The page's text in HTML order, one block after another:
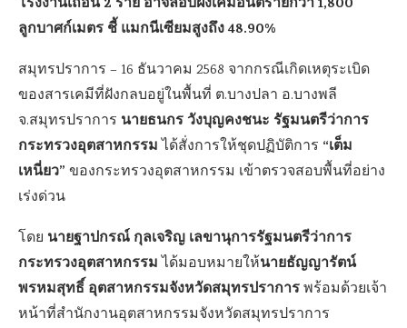
ลูกบาศก์เมตร ชี้ แมกนีเซียมสูงถึง 48.90%
สมุทรปราการ – 16 ธันวาคม 2568 จากกรณีเกิดเหตุระเบิด
ของสารเคมีที่ฝังกลบอยู่ในพื้นที่ ต.บางปลา อ.บางพลี
จ.สมุทรปราการ นายธนกร วังบุญคงชนะ รัฐมนตรีว่าการ
กระทรวงอุตสาหกรรมได้สั่งการให้ชุดปฏิบัติการ “เต็ม
เหนี่ยว” ของกระทรวงอุตสาหกรรม เข้าตรวจสอบพื้นที่อย่าง
เร่งด่วน
โดย นายฐาปกรณ์ กุลเจริญ เลขานุการรัฐมนตรีว่าการ
กระทรวงอุตสาหกรรมได้มอบหมายให้นายธัญญารัตน์
พรหมสุทธิ์ อุตสาหกรรมจังหวัดสมุทรปราการพร้อมด้วยเจ้า
หน้าที่สำนักงานอุตสาหกรรมจังหวัดสมุทรปราการ